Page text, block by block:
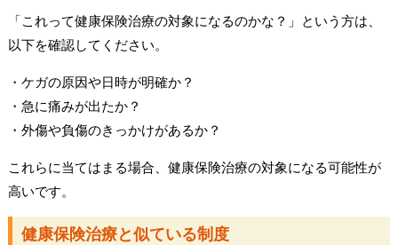
「これって健康保険治療の対象になるのかな？」という方は、
以下を確認してください。
・ケガの原因や日時が明確か？
・急に痛みが出たか？
・外傷や負傷のきっかけがあるか？
これらに当てはまる場合、健康保険治療の対象になる可能性が
高いです。
健康保険治療と似ている制度